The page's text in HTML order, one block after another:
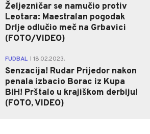
Željezničar se namučio protiv
Leotara: Maestralan pogodak
Drlje odlučio meč na Grbavici
(FOTO/VIDEO)
FUDBAL 18.02.2023.
Senzacija! Rudar Prijedor nakon
penala izbacio Borac iz Kupa
BiH! Prštalo u krajiškom derbiju!
(FOTO, VIDEO)